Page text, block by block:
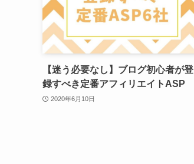
【迷う必要なし】ブログ初心者が登
録すべき定番アフィリエイトASP
2020年6月10日